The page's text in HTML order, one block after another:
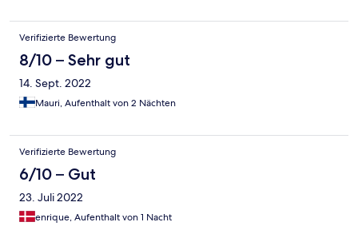
Verifizierte Bewertung
8/10 – Sehr gut
14. Sept. 2022
Mauri, Aufenthalt von 2 Nächten
Verifizierte Bewertung
6/10 – Gut
23. Juli 2022
enrique, Aufenthalt von 1 Nacht